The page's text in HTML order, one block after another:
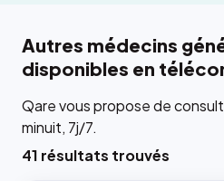
Autres médecins
disponibles en
Qare vous propose de
minuit, 7j/7.
41 résultats trouvés